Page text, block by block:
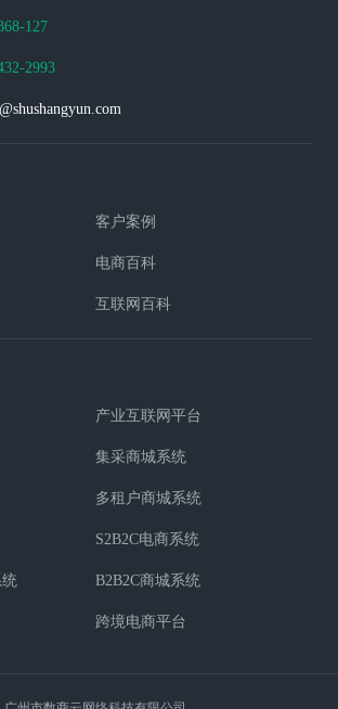
127
2993
客户案例
电商百科
互联网百科
产业互联网平台
集采商城系统
多租户商城系统
S2B2C电商系统
B2B2C商城系统
跨境电商平台